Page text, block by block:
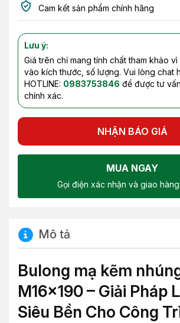
Cam kết sản phẩm chính hãng
Lưu ý:
Giá trên chỉ mang tính chất tham khảo
vào kích thước, số lượng. Vui lòng chat
HOTLINE: 0983753846 để được tư
chính xác.
NHẬN BÁO GIÁ
MUA NGAY
Gọi điện xác nhận và giao
Mô tả
Bulong mạ kẽm
M16x190 – Giải Pháp
Siêu Bền Cho Công